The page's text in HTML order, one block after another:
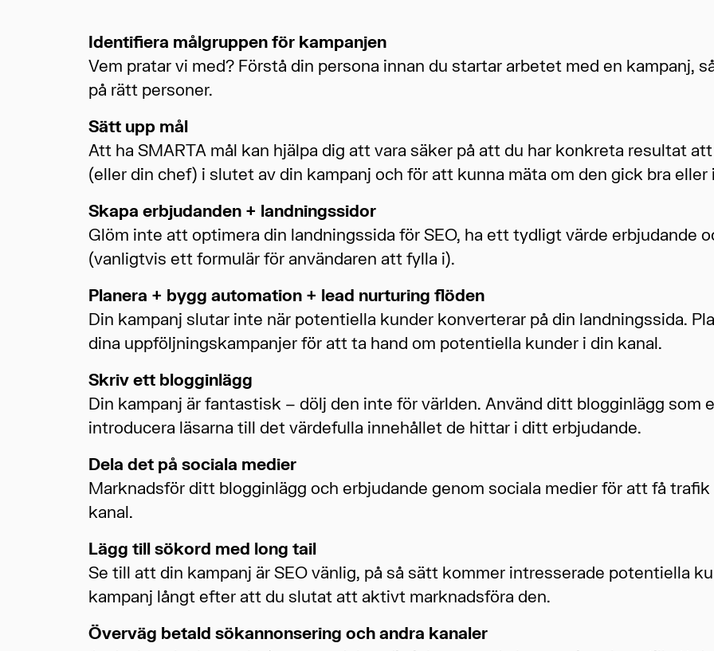
Identifiera målgruppen för kampanjen
Vem pratar vi med? Förstå din persona innan du startar arbetet med en kampanj,
på rätt personer.
Sätt upp mål
Att ha SMARTA mål kan hjälpa dig att vara säker på att du har konkreta resultat
(eller din chef) i slutet av din kampanj och för att kunna mäta om den gick bra eller
Skapa erbjudanden + landningssidor
Glöm inte att optimera din landningssida för SEO, ha ett tydligt värde erbjudande
(vanligtvis ett formulär för användaren att fylla i).
Planera + bygg automation + lead nurturing flöden
Din kampanj slutar inte när potentiella kunder konverterar på din landningssida.
dina uppföljningskampanjer för att ta hand om potentiella kunder i din kanal.
Skriv ett blogginlägg
Din kampanj är fantastisk – dölj den inte för världen. Använd ditt blogginlägg som
introducera läsarna till det värdefulla innehållet de hittar i ditt erbjudande.
Dela det på sociala medier
Marknadsför ditt blogginlägg och erbjudande genom sociala medier för att få
kanal.
Lägg till sökord med long tail
Se till att din kampanj är SEO vänlig, på så sätt kommer intresserade potentiella
kampanj långt efter att du slutat att aktivt marknadsföra den.
Överväg betald sökannonsering och andra kanaler